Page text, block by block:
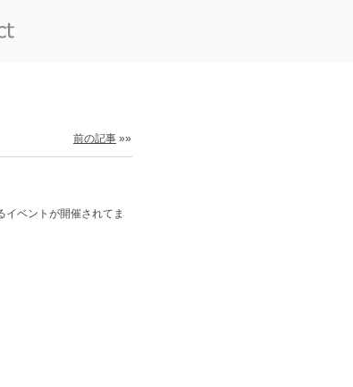
前の記事 »»
ベントが開催されてま